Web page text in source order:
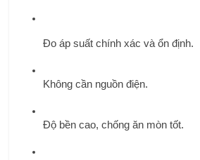
Đo áp suất chính xác và ổn định.
Không cần nguồn điện.
Độ bền cao, chống ăn mòn tốt.